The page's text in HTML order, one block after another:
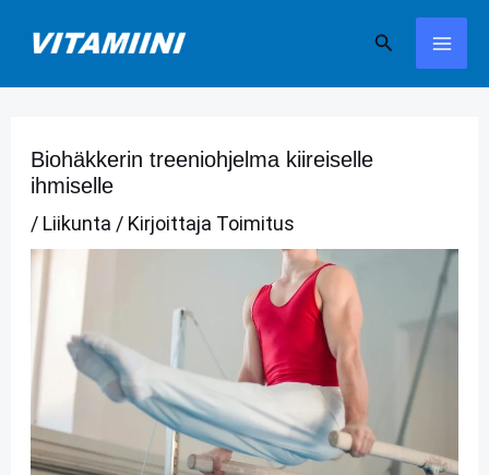
sisältöön
Hae
Biohäkkerin treeniohjelma kiireiselle
ihmiselle
/ Liikunta / Kirjoittaja Toimitus